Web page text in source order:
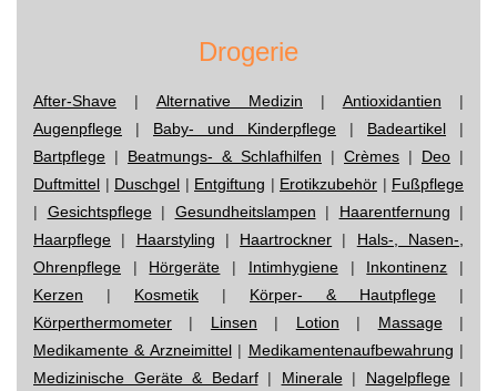
Drogerie
After-Shave | Alternative Medizin | Antioxidantien |
Augenpflege | Baby- und Kinderpflege | Badeartikel |
Bartpflege | Beatmungs- & Schlafhilfen | Crèmes | Deo |
Duftmittel | Duschgel | Entgiftung | Erotikzubehör | Fußpflege
| Gesichtspflege| Gesundheitslampen | Haarentfernung |
Haarpflege | Haarstyling | Haartrockner | Hals-, Nasen-,
Ohrenpflege | Hörgeräte | Intimhygiene| Inkontinenz |
Kerzen | Kosmetik | Körper- & Hautpflege |
Körperthermometer | Linsen | Lotion | Massage|
Medikamente & Arzneimittel| Medikamentenaufbewahrung |
Medizinische Geräte & Bedarf| Minerale| Nagelpflege|